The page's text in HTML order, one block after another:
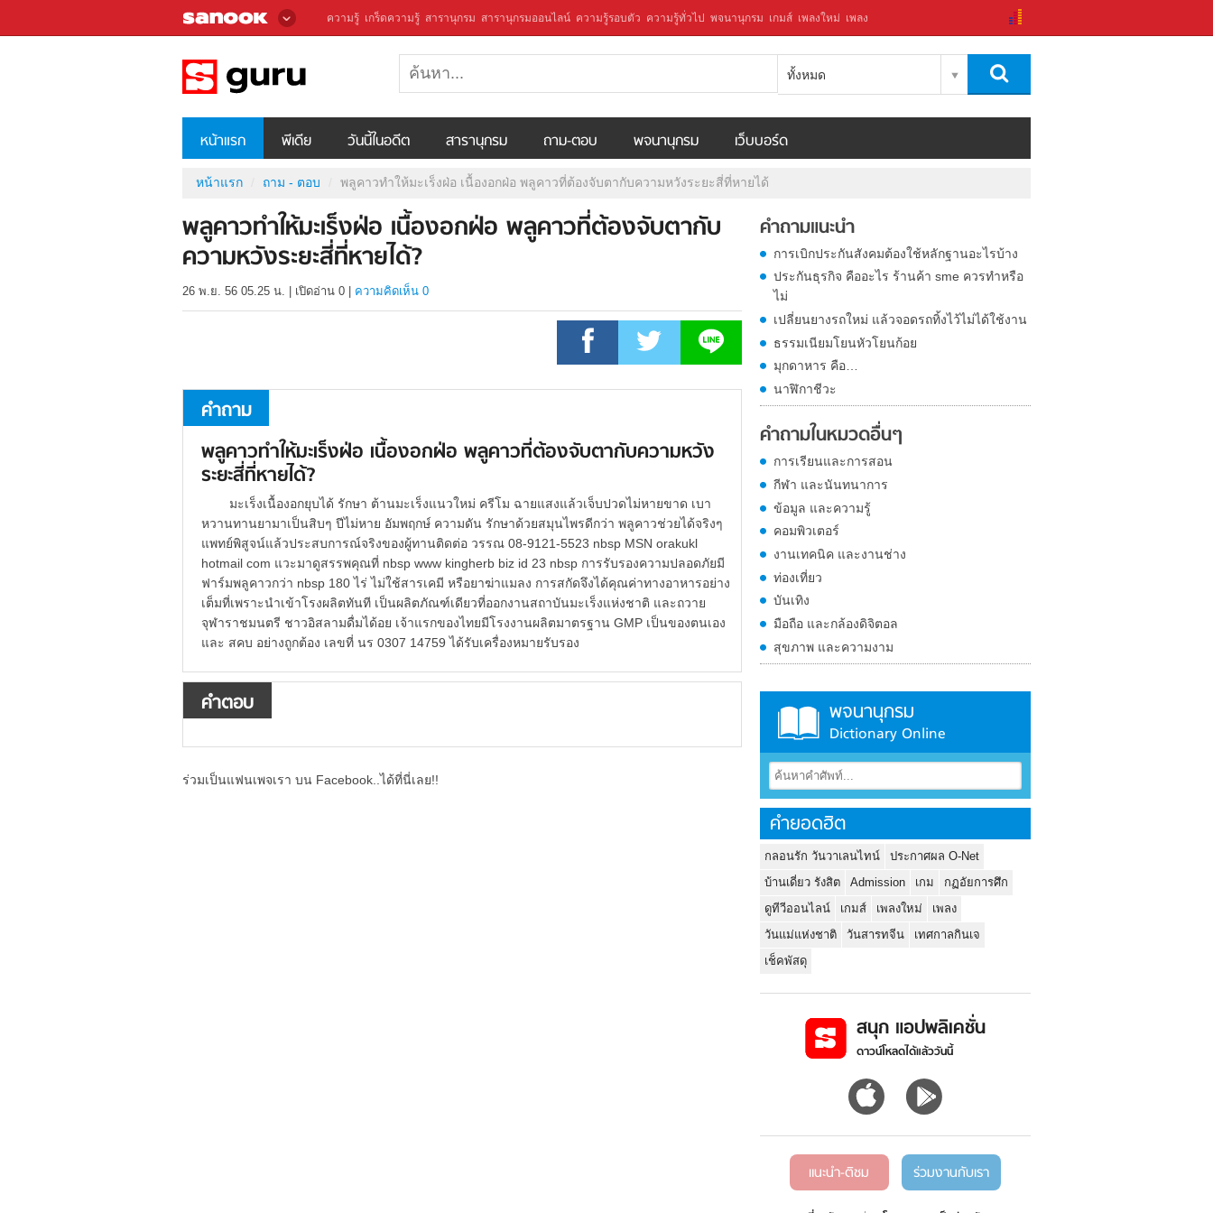
ความรู้ เกร็ดความรู้ สารานุกรม สารานุกรมออนไลน์ ความรู้รอบตัว ความรู้ทั่วไป พจนานุกรม เกมส์ เพลงใหม่ เพลง
ทั้งหมด
หน้าแรก พีเดีย วันนี้ในอดีต สารานุกรม ถาม-ตอบ พจนานุกรม เว็บบอร์ด
หน้าแรก ถาม - ตอบ พลูคาวทำให้มะเร็งฝ่อ เนื้องอกฝ่อ พลูคาวที่ต้องจับตากับความหวังระยะสี่ที่หายได้
พลูคาวทำให้มะเร็งฝ่อ เนื้องอกฝ่อ พลูคาวที่ต้องจับตากับ
ความหวังระยะสี่ที่หายได้?
26 พ.ย. 56 05.25 น. เปิดอ่าน 0 ความคิดเห็น 0
คำถาม
พลูคาวทำให้มะเร็งฝ่อ เนื้องอกฝ่อ พลูคาวที่ต้องจับตากับความหวัง
ระยะสี่ที่หายได้?
มะเร็งเนื้องอกยุบได้ รักษา ต้านมะเร็งแนวใหม่ ครีโม ฉายแสงแล้วเจ็บปวดไม่หายขาด เบา
หวานทานยามาเป็นสิบๆ ปีไม่หาย อัมพฤกษ์ ความดัน รักษาด้วยสมุนไพรดีกว่า พลูคาวช่วยได้จริงๆ
แพทย์พิสูจน์แล้วประสบการณ์จริงของผู้ทานติดต่อ วรรณ 08-9121-5523 nbsp MSN orakukl
hotmail com แวะมาดูสรรพคุณที่ nbsp www kingherb biz id 23 nbsp การรับรองความปลอดภัยมี
ฟาร์มพลูคาวกว่า nbsp 180 ไร่ ไม่ใช้สารเคมี หรือยาฆ่าแมลง การสกัดจึงได้คุณค่าทางอาหารอย่าง
เต็มที่เพราะนำเข้าโรงผลิตทันที เป็นผลิตภัณฑ์เดียวที่ออกงานสถาบันมะเร็งแห่งชาติ และถวาย
จุฬาราชมนตรี ชาวอิสลามดื่มได้อย เจ้าแรกของไทยมีโรงงานผลิตมาตรฐาน GMP เป็นของตนเอง
และ สคบ อย่างถูกต้อง เลขที่ นร 0307 14759 ได้รับเครื่องหมายรับรอง
คำตอบ
ร่วมเป็นแฟนเพจเรา บน Facebook..ได้ที่นี่เลย!!
คำถามแนะนำ
การเบิกประกันสังคมต้องใช้หลักฐานอะไรบ้าง
ประกันธุรกิจ คืออะไร ร้านค้า sme ควรทำหรือ
ไม่
เปลี่ยนยางรถใหม่ แล้วจอดรถทิ้งไว้ไม่ได้ใช้งาน
ธรรมเนียมโยนหัวโยนก้อย
มุกดาหาร คือ…
นาฬิกาชีวะ
คำถามในหมวดอื่นๆ
การเรียนและการสอน
กีฬา และนันทนาการ
ข้อมูล และความรู้
คอมพิวเตอร์
งานเทคนิค และงานช่าง
ท่องเที่ยว
บันเทิง
มือถือ และกล้องดิจิตอล
สุขภาพ และความงาม
พจนานุกรม
Dictionary Online
คำยอดฮิต
กลอนรัก วันวาเลนไทน์
ประกาศผล O-Net
บ้านเดี่ยว รังสิต
Admission เกม
กฏอัยการศึก
ดูทีวีออนไลน์
เกมส์ เพลงใหม่
เพลง
วันแม่แห่งชาติ
วันสารทจีน
เทศกาลกินเจ
เช็คพัสดุ
สนุก แอปพลิเคชั่น
ดาวน์โหลดได้แล้ววันนี้
แนะนำ-ติชม ร่วมงานกับเรา